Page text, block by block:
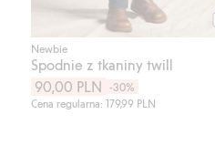
Newbie
Spodnie z tkaniny twill
90,00 PLN
-30%
Cena regularna: 179,99 PLN